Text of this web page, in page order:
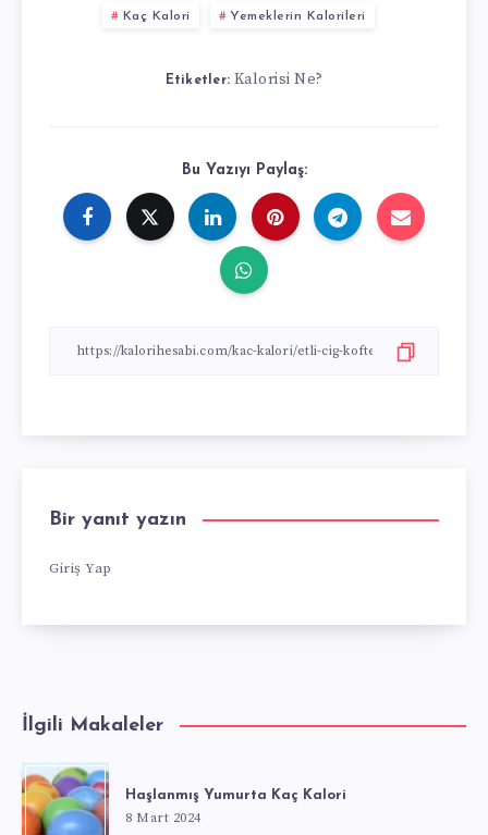
Kaç Kalori Yemeklerin Kalorileri
Etiketler: Kalorisi Ne?
Bu Yazıyı Paylaş:
Bir yanıt yazın
Giriş Yap
İlgili Makaleler
Haşlanmış Yumurta Kaç Kalori
8 Mart 2024